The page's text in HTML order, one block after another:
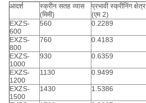
आदर्श
स्क्रीन सतह व्यास
(मिमी)
प्रभावी स्क्रीनिंग क्षेत्र
(एम 2)
EXZS-
600
560 0.2289
EXZS-
800
760 0.4183
EXZS-
1000
930 0.6359
EXZS-
1200
1130 0.9499
EXZS-
1500
1430 1.5386